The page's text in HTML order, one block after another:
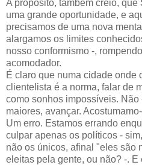
A propósito, também creio,
uma grande oportunidade, e
precisamos de uma nova
alargamos os limites
nosso conformismo -,
acomodador.
É claro que numa cidade onde
clientelista é a norma, falar de
como sonhos impossíveis. Não
maiores, avançar. Acostumamo
Um erro. Estamos errando
culpar apenas os políticos -
não os únicos, afinal "eles são
eleitas pela gente, ou não? -.